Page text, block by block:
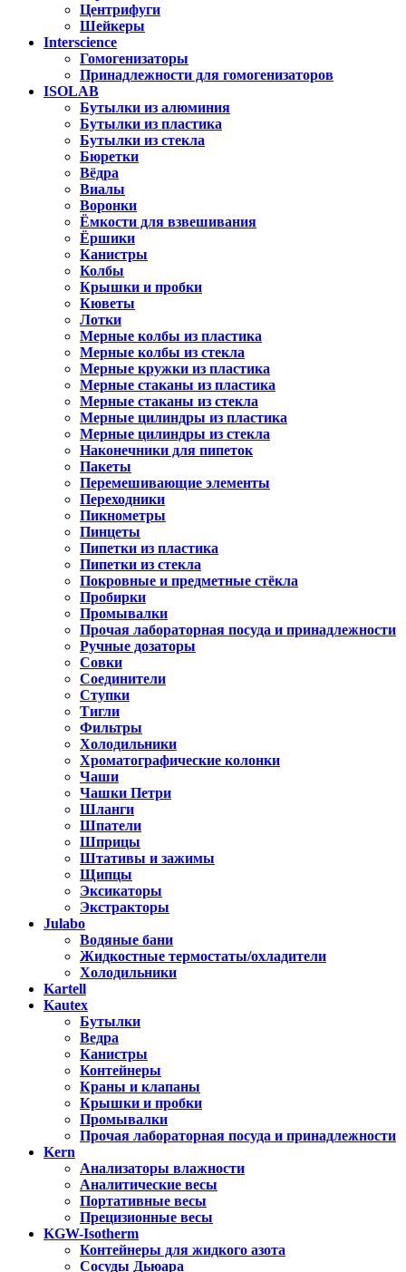
Центрифуги
Шейкеры
Interscience
Гомогенизаторы
Принадлежности для гомогенизаторов
ISOLAB
Бутылки из алюминия
Бутылки из пластика
Бутылки из стекла
Бюретки
Вёдра
Виалы
Воронки
Ёмкости для взвешивания
Ёршики
Канистры
Колбы
Крышки и пробки
Кюветы
Лотки
Мерные колбы из пластика
Мерные колбы из стекла
Мерные кружки из пластика
Мерные стаканы из пластика
Мерные стаканы из стекла
Мерные цилиндры из пластика
Мерные цилиндры из стекла
Наконечники для пипеток
Пакеты
Перемешивающие элементы
Переходники
Пикнометры
Пинцеты
Пипетки из пластика
Пипетки из стекла
Покровные и предметные стёкла
Пробирки
Промывалки
Прочая лабораторная посуда и принадлежности
Ручные дозаторы
Совки
Соединители
Ступки
Тигли
Фильтры
Холодильники
Хроматографические колонки
Чаши
Чашки Петри
Шланги
Шпатели
Шприцы
Штативы и зажимы
Щипцы
Эксикаторы
Экстракторы
Julabo
Водяные бани
Жидкостные термостаты/охладители
Холодильники
Kartell
Kautex
Бутылки
Ведра
Канистры
Контейнеры
Краны и клапаны
Крышки и пробки
Промывалки
Прочая лабораторная посуда и принадлежности
Kern
Анализаторы влажности
Аналитические весы
Портативные весы
Прецизионные весы
KGW-Isotherm
Контейнеры для жидкого азота
Сосуды Дьюара